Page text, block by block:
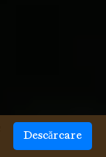
Descărcare